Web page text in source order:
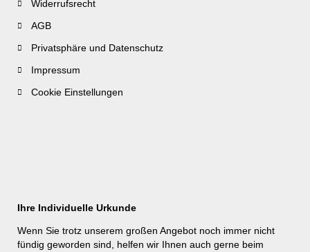
Widerrufsrecht
AGB
Privatsphäre und Datenschutz
Impressum
Cookie Einstellungen
Ihre Individuelle Urkunde
Wenn Sie trotz unserem großen Angebot noch immer nicht
fündig geworden sind, helfen wir Ihnen auch gerne beim